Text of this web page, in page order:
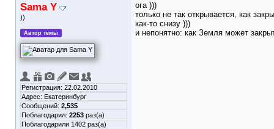
Sama Y
))
Автор темы
Регистрация: 22.02.2010
Адрес: Екатеринбург
Сообщений: 2,535
Поблагодарил: 2253 раз(а)
Поблагодарили 1402 раз(а)
ога )))
только не так открывается, как
как-то снизу )))
и непонятно: как Земля может